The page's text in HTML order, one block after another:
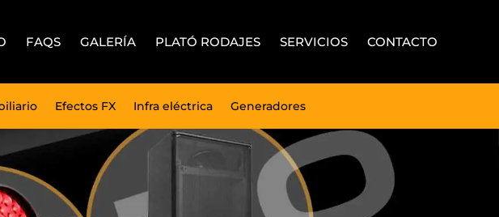
FAQS GALERÍA PLATÓ RODAJES SERVICIOS CONTACTO
Efectos FX Infra eléctrica Generadores